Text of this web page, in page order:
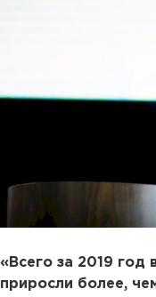
«Всего за 2019 год
приросли более,